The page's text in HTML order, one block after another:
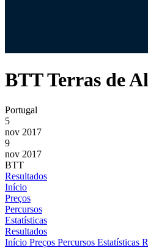
BTT Terras de
Portugal
5
nov 2017
9
nov 2017
BTT
Resultados
Início
Preços
Percursos
Estatísticas
Resultados
Início Preços Percursos Estatísticas